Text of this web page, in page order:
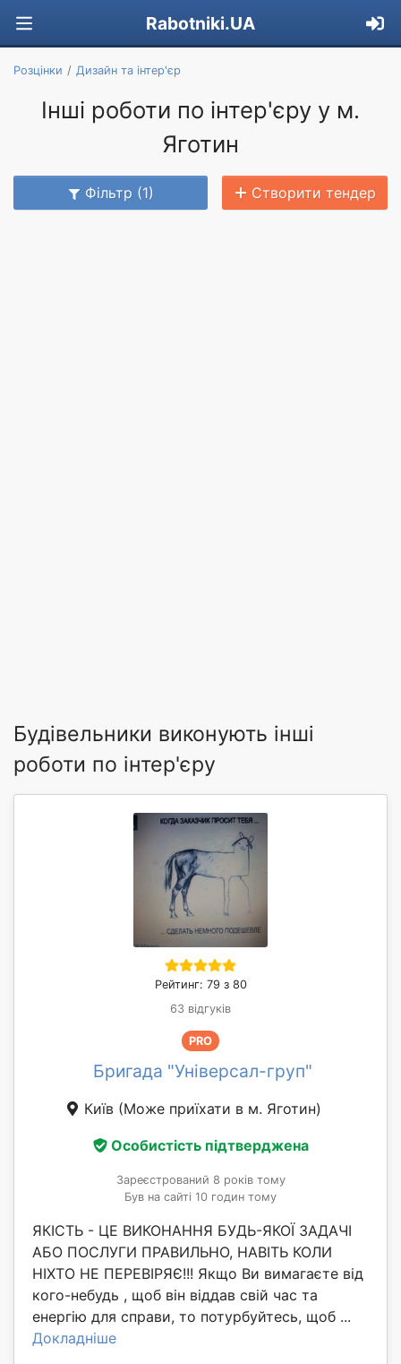
Rabotniki.UA
Розцінки Дизайн та інтер'єр
Інші роботи по інтер'єру у м.
Яготин
Фільтр (1) Створити тендер
Будівельники виконують інші
роботи по інтер'єру
Рейтинг: 79 з 80
63 відгуків
PRO
Бригада "Універсал-груп"
Київ (Може приїхати в м. Яготин)
Особистість підтверджена
Зареєстрований 8 років тому
Був на сайті 10 годин тому
ЯКІСТЬ - ЦЕ ВИКОНАННЯ БУДЬ-ЯКОЇ ЗАДАЧІ
АБО ПОСЛУГИ ПРАВИЛЬНО, НАВІТЬ КОЛИ
НІХТО НЕ ПЕРЕВІРЯЄ!!! Якщо Ви вимагаєте від
кого-небудь , щоб він віддав свій час та
енергію для справи, то потурбуйтесь, щоб ...
Докладніше